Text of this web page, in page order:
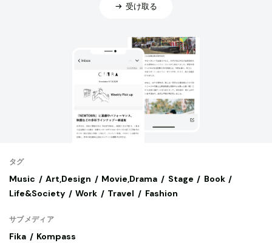
受け取る
タグ
Music Art,Design Movie,Drama Stage
Book
Life&Society
Work Travel Fashion
サブメディア
Fika Kompass